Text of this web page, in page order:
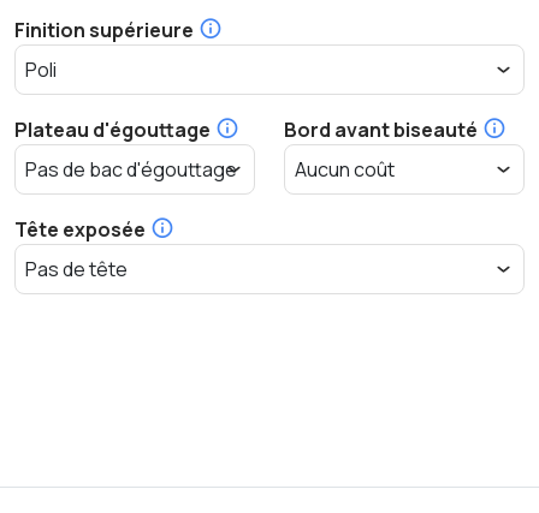
Finition supérieure
Plateau d'égouttage Bord avant biseauté
Tête exposée